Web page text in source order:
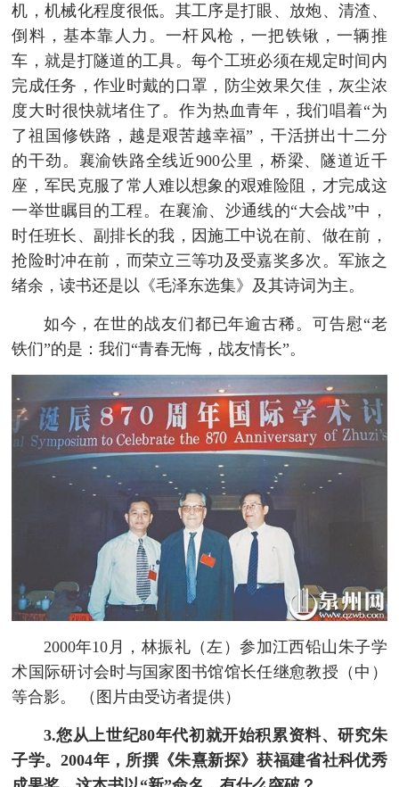
机，机械化程度很低。其工序是打眼、放炮、清渣、
倒料，基本靠人力。一杆风枪，一把铁锹，一辆推
车，就是打隧道的工具。每个工班必须在规定时间内
完成任务，作业时戴的口罩，防尘效果欠佳，灰尘浓
度大时很快就堵住了。作为热血青年，我们唱着“为
了祖国修铁路，越是艰苦越幸福”，干活拼出十二分
的干劲。襄渝铁路全线近900公里，桥梁、隧道近千
座，军民克服了常人难以想象的艰难险阻，才完成这
一举世瞩目的工程。在襄渝、沙通线的“大会战”中，
时任班长、副排长的我，因施工中说在前、做在前，
抢险时冲在前，而荣立三等功及受嘉奖多次。军旅之
绪余，读书还是以《毛泽东选集》及其诗词为主。
如今，在世的战友们都已年逾古稀。可告慰“老
铁们”的是：我们“青春无悔，战友情长”。
2000年10月，林振礼（左）参加江西铅山朱子学
术国际研讨会时与国家图书馆馆长任继愈教授（中）
等合影。 （图片由受访者提供）
3.您从上世纪80年代初就开始积累资料、研究朱
子学。2004年，所撰《朱熹新探》获福建省社科优秀